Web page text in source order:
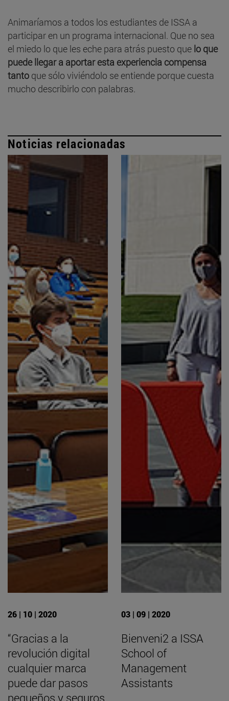
Animaríamos a todos los estudiantes de ISSA a
participar en un programa internacional. Que no sea
el miedo lo que les eche para atrás puesto que lo que
puede llegar a aportar esta experiencia compensa
tanto que sólo viviéndolo se entiende porque cuesta
mucho describirlo con palabras.
Noticias relacionadas
26 | 10 | 2020
“Gracias a la
revolución digital
cualquier marca
puede dar pasos
pequeños y seguros
03 | 09 | 2020
Bienveni2 a ISSA
School of
Management
Assistants